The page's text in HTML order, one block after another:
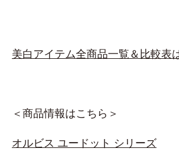
美白アイテム全商品一覧＆比較表
＜商品情報はこちら＞
オルビス ユードット シリーズ